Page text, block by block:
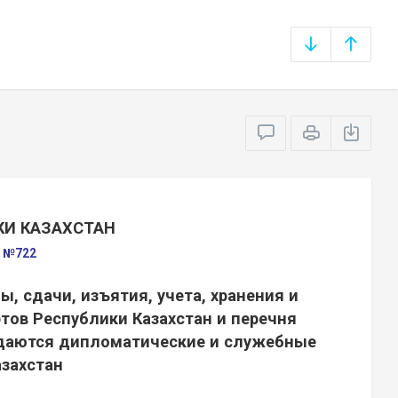
КАЗАХСТАН
№722
сдачи, изъятия, учета, хранения и
Республики Казахстан и перечня
дипломатические и служебные